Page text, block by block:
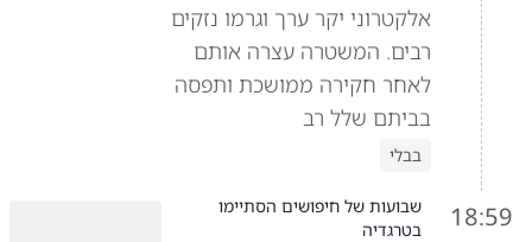
אלקטרוני יקר ערך וגרמו נזקים
רבים. המשטרה עצרה אותם
לאחר חקירה ממושכת ותפסה
בביתם שלל רב
בבלי
18:59
שבועות של חיפושים הסתיימו
בטרגדיה